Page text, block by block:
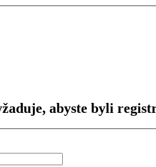
abyste byli